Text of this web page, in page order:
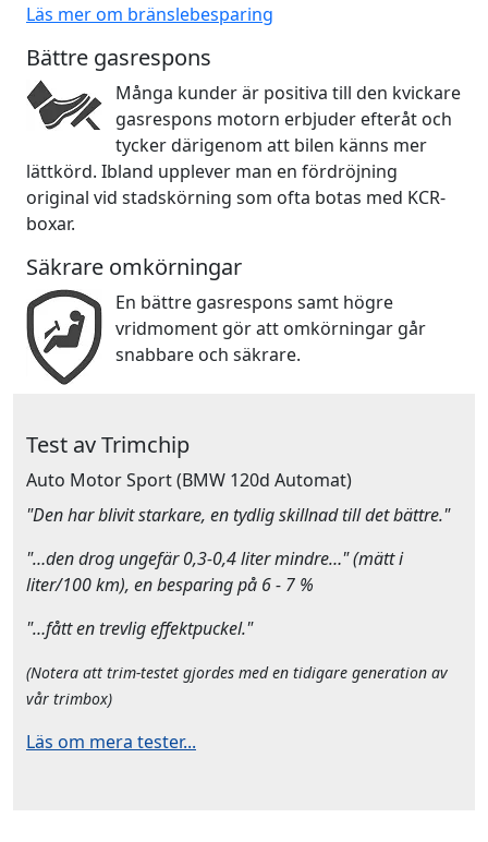
Läs mer om bränslebesparing
Bättre gasrespons
Många kunder är positiva till den kvickare
gasrespons motorn erbjuder efteråt och
tycker därigenom att bilen känns mer
lättkörd. Ibland upplever man en fördröjning
original vid stadskörning som ofta botas med KCR-
boxar.
Säkrare omkörningar
En bättre gasrespons samt högre
vridmoment gör att omkörningar går
snabbare och säkrare.
Test av Trimchip
Auto Motor Sport(BMW 120d Automat)
"Den har blivit starkare, en tydlig skillnad till det bättre."
"…den drog ungefär 0,3-0,4 liter mindre…" (mätt i
liter/100 km), en besparing på 6 - 7 %
"…fått en trevlig effektpuckel."
(Notera att trim-testet gjordes med en tidigare generation av
vår trimbox)
Läs om mera tester...